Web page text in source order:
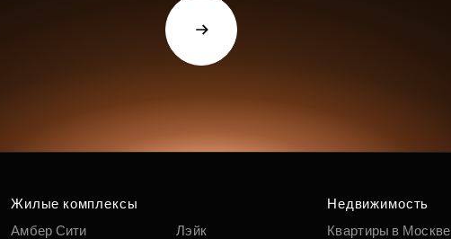
Жилые комплексы
Амбер Сити
Лэйк
Недвижимость
Квартиры в Москве